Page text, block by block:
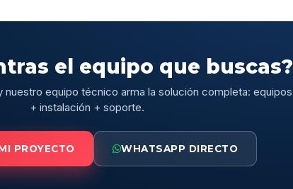
el equipo que buscas?
equipo técnico arma la solución completa: equipos
+ instalación + soporte.
PROYECTO WHATSAPP DIRECTO